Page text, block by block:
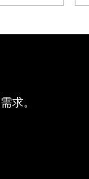
求。